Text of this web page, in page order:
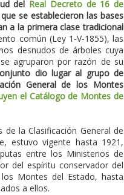
del Real Decreto de 16 de
se establecieron las bases
a la primera clase tradicional
común (Ley 1-V-1855), las
desnudos de árboles cuya
agruparon por razón de su
dio lugar al grupo de
General de los Montes
el Catálogo de Montes de
la Clasificación General de
estuvo vigente hasta 1921,
entre los Ministerios de
del espíritu conservador del
Montes del Estado, hasta
a ellos.